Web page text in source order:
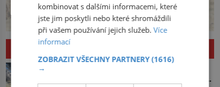
Ďáblovo moře u Japonska: Mizí v
asijském Bermudském trojúhelníku lodě
kombinovat s dalšími informacemi, které
jste jim poskytli nebo které shromáždili
při vašem používání jejich služeb.Více
informací
ZOBRAZIT VŠECHNY PARTNERY(1616)
→